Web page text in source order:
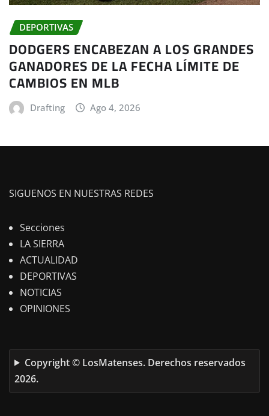
DEPORTIVAS
DODGERS ENCABEZAN A LOS GRANDES
GANADORES DE LA FECHA LÍMITE DE
CAMBIOS EN MLB
Drafting Ago 4, 2026
SIGUENOS EN NUESTRAS REDES
Secciones
LA SIERRA
ACTUALIDAD
DEPORTIVAS
NOTICIAS
OPINIONES
Copyright © LosMatenses. Derechos reservados
2026.